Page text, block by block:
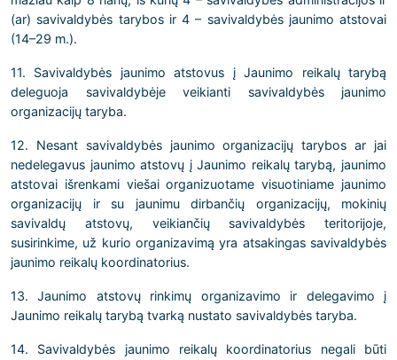
(ar) savivaldybės tarybos ir 4 – savivaldybės jaunimo atstovai
(14–29 m.).
11. Savivaldybės jaunimo atstovus į Jaunimo reikalų tarybą
deleguoja savivaldybėje veikianti savivaldybės jaunimo
organizacijų taryba.
12. Nesant savivaldybės jaunimo organizacijų tarybos ar jai
nedelegavus jaunimo atstovų į Jaunimo reikalų tarybą, jaunimo
atstovai išrenkami viešai organizuotame visuotiniame jaunimo
organizacijų ir su jaunimu dirbančių organizacijų, mokinių
savivaldų atstovų, veikiančių savivaldybės teritorijoje,
susirinkime, už kurio organizavimą yra atsakingas savivaldybės
jaunimo reikalų koordinatorius.
13. Jaunimo atstovų rinkimų organizavimo ir delegavimo į
Jaunimo reikalų tarybą tvarką nustato savivaldybės taryba.
14. Savivaldybės jaunimo reikalų koordinatorius negali būti